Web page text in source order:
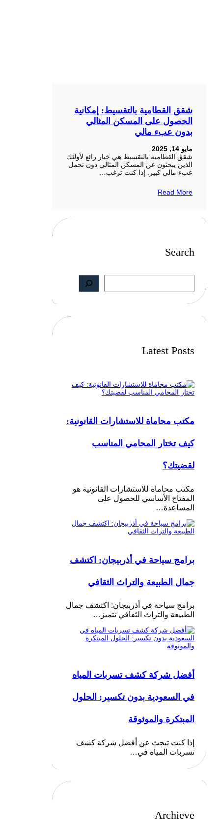
شقق القطامية بالتقسيط: إمكانية
الحصول على المسكن المثالي
بدون عبء مالي
مايو 14, 2025
شقق القطامية بالتقسيط هي خيار رائع لأولئك
الذين يبحثون عن المسكن المثالي دون تحمل
عبء مالي كبير. إذا كنت ترغب…
Read More
Search
S
a
r
Latest Posts
مكتب محاماة للاستشارات القانونية:
كيف تختار المحامي المناسب
لقضيتك؟
مكتب محاماة للاستشارات القانونية هو
المفتاح الأساسي للحصول على
المساعدة…
برامج سياحة في أذربيجان: اكتشف
جمال الطبيعة والتراث الثقافي
برامج سياحة في أذربيجان: اكتشف جمال
الطبيعة والتراث الثقافي تتميز…
أفضل شركة كشف تسربات المياه
في السعودية بدون تكسير: الحلول
المبتكرة والموثوقة
إذا كنت تبحث عن أفضل شركة كشف
تسربات المياه في…
Archieve